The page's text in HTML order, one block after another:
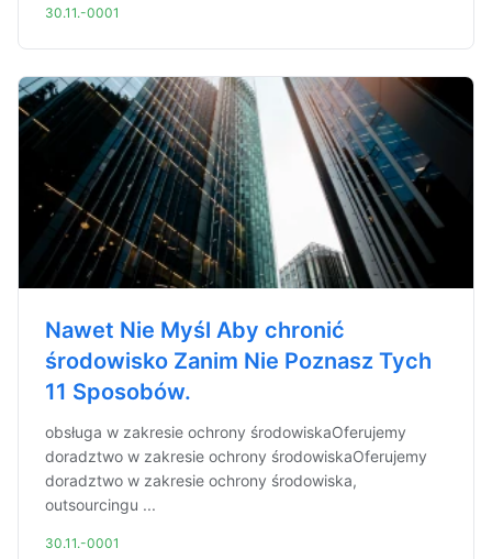
30.11.-0001
Nawet Nie Myśl Aby chronić
środowisko Zanim Nie Poznasz Tych
11 Sposobów.
obsługa w zakresie ochrony środowiskaOferujemy
doradztwo w zakresie ochrony środowiskaOferujemy
doradztwo w zakresie ochrony środowiska,
outsourcingu ...
30.11.-0001